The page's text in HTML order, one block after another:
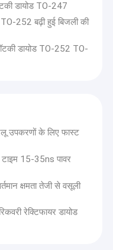
डायोड TO-247
252 बढ़ी हुई बिजली की
डायोड TO-252 TO-
उपकरणों के लिए फास्ट
15-35ns पावर
क्षमता तेजी से वसूली
रेक्टिफायर डायोड
सेमीकंडक्टर) कं,
जो अनुसंधान और विकास,